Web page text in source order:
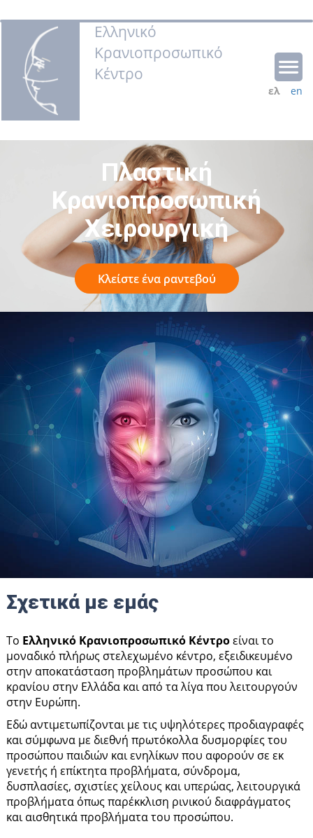
Ελληνικό
Κρανιοπροσωπικό
Κέντρο
en
ελ
Πλαστική
Κρανιοπροσωπική
Χειρουργική
Κλείστε ένα ραντεβού
Σχετικά με εμάς
Το Ελληνικό Κρανιοπροσωπικό Κέντροείναι το
μοναδικό πλήρως στελεχωμένο κέντρο, εξειδικευμένο
στην αποκατάσταση προβλημάτων προσώπου και
κρανίου στην Ελλάδα και από τα λίγα που λειτουργούν
στην Ευρώπη.
Eδώ αντιμετωπίζονται με τις υψηλότερες προδιαγραφές
και σύμφωνα με διεθνή πρωτόκολλα δυσμορφίες του
προσώπου παιδιών και ενηλίκων που αφορούν σε εκ
γενετής ή επίκτητα προβλήματα, σύνδρομα,
δυσπλασίες, σχιστίες χείλους και υπερώας, λειτουργικά
προβλήματα όπως παρέκκλιση ρινικού διαφράγματος
και αισθητικά προβλήματα του προσώπου.